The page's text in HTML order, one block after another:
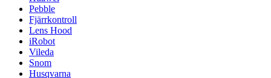
Pebble
Fjärrkontroll
Lens Hood
iRobot
Vileda
Snom
Husqvarna